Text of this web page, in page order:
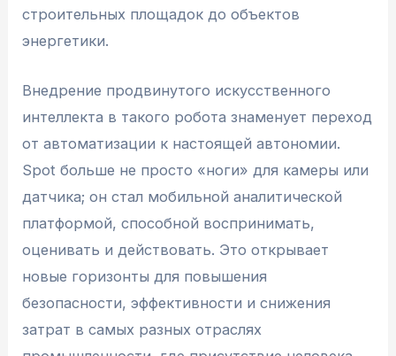
строительных площадок до объектов
энергетики.
Внедрение продвинутого искусственного
интеллекта в такого робота знаменует переход
от автоматизации к настоящей автономии.
Spot больше не просто «ноги» для камеры или
датчика; он стал мобильной аналитической
платформой, способной воспринимать,
оценивать и действовать. Это открывает
новые горизонты для повышения
безопасности, эффективности и снижения
затрат в самых разных отраслях